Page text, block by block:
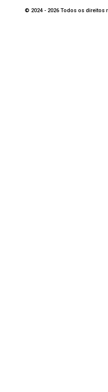
© 2024 - 2026 Todos os direitos